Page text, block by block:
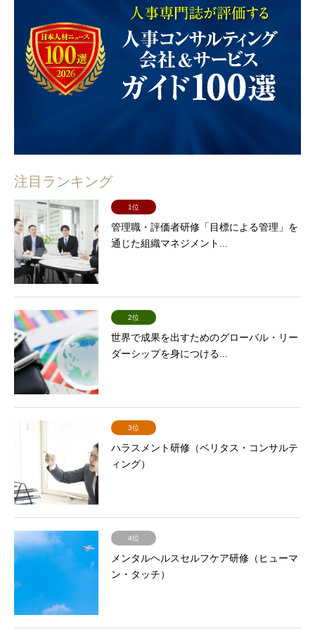
注目ランキング
1位
管理職・評価者研修「目標による管理」を
通じた組織マネジメント...
2位
世界で成果を出すためのグローバル・リー
ダーシップを身につける...
3位
ハラスメント研修（ベリタス・コンサルテ
ィング）
4位
メンタルヘルスセルフケア研修（ヒューマ
ン・タッチ）